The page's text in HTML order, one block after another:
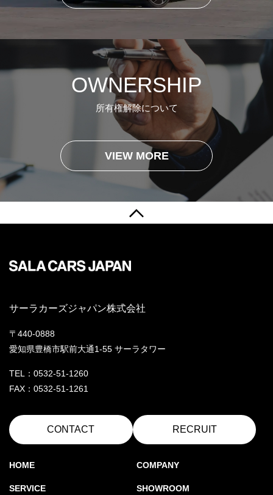
OWNERSHIP
所有権解除について
VIEW MORE
サーラカーズジャパン株式会社
〒440-0888
愛知県豊橋市駅前大通1-55 サーラタワー
TEL：0532-51-1260
FAX：0532-51-1261
CONTACT RECRUIT
HOME COMPANY
SERVICE SHOWROOM